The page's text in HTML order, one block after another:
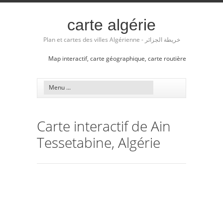
carte algérie
Plan et cartes des villes Algérienne - خريطة الجزائر
Map interactif, carte géographique, carte routière
Carte interactif de Ain
Tessetabine, Algérie